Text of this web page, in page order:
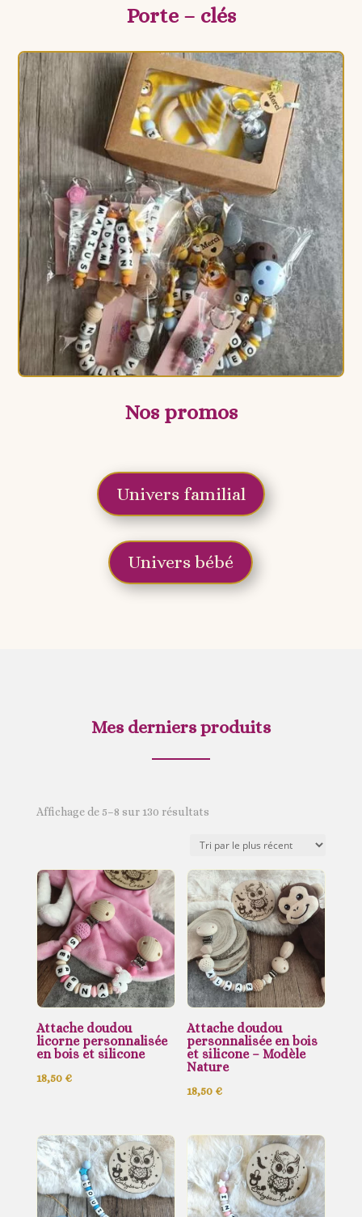
Porte – clés
Nos promos
Univers familial
Univers bébé
Mes derniers produits
Affichage de 5–8 sur 130 résultatsTrié
plus
récent
au
plus
ancien
Attache doudou
licorne personnalisée
en bois et silicone
18,50 €
Attache doudou
personnalisée en bois
et silicone – Modèle
Nature
18,50 €